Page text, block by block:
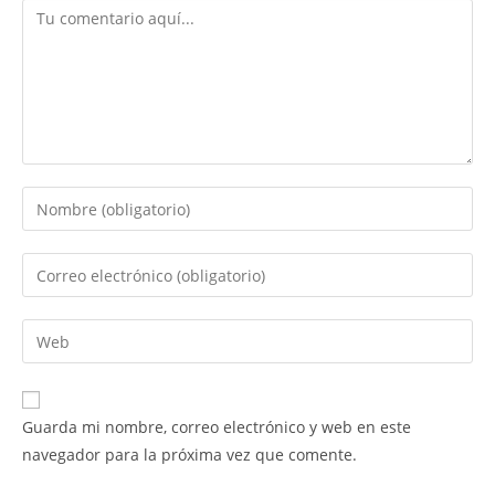
Comentario
Introduce
tu
nombre
de
usuario
para
comentar
Introduce
tu
dirección
de
electrónico
para
comentar
Introduce
la
URL
de
Guarda mi nombre, correo electrónico y web en este
navegador para la próxima vez que comente.